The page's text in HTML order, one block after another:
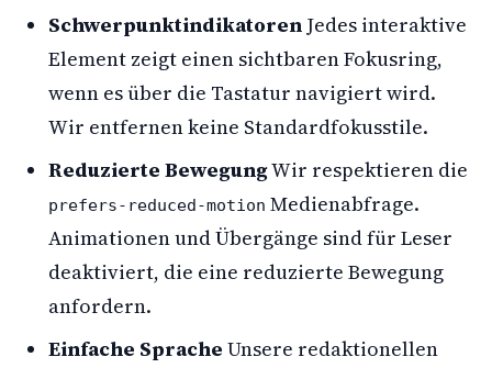
Schwerpunktindikatoren Jedes interaktive
Element zeigt einen sichtbaren Fokusring,
wenn es über die Tastatur navigiert wird.
Wir entfernen keine Standardfokusstile.
Reduzierte BewegungWir respektieren die
prefers-reduced-motion Medienabfrage.
Animationen und Übergänge sind für Leser
deaktiviert, die eine reduzierte Bewegung
anfordern.
Einfache Sprache Unsere redaktionellen